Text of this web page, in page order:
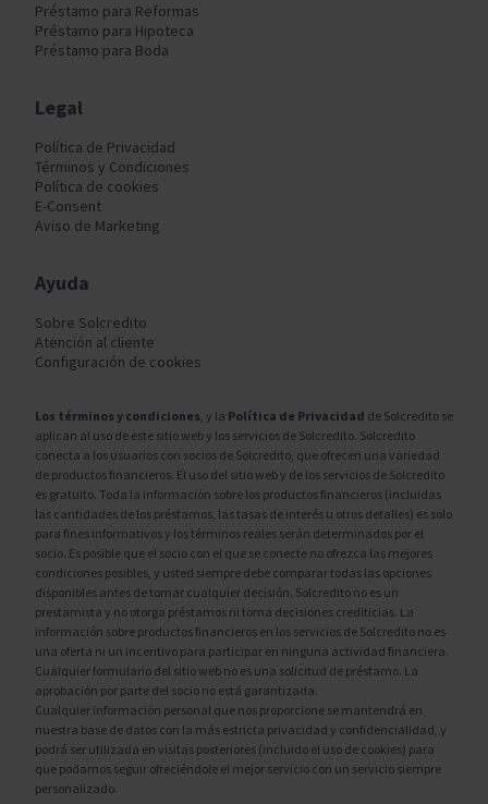
Préstamo para Reformas
Préstamo para Hipoteca
Préstamo para Boda
Legal
Política de Privacidad
Términos y Condiciones
Política de cookies
E-Consent
Aviso de Marketing
Ayuda
Sobre Solcredito
Atención al cliente
Configuración de cookies
Los términos y condiciones, y la Política de Privacidad de Solcredito se
aplican al uso de este sitio web y los servicios de Solcredito. Solcredito
conecta a los usuarios con socios de Solcredito, que ofrecen una variedad
de productos financieros. El uso del sitio web y de los servicios de Solcredito
es gratuito. Toda la información sobre los productos financieros (incluidas
las cantidades de los préstamos, las tasas de interés u otros detalles) es solo
para fines informativos y los términos reales serán determinados por el
socio. Es posible que el socio con el que se conecte no ofrezca las mejores
condiciones posibles, y usted siempre debe comparar todas las opciones
disponibles antes de tomar cualquier decisión. Solcredito no es un
prestamista y no otorga préstamos ni toma decisiones crediticias. La
información sobre productos financieros en los servicios de Solcredito no es
una oferta ni un incentivo para participar en ninguna actividad financiera.
Cualquier formulario del sitio web no es una solicitud de préstamo. La
aprobación por parte del socio no está garantizada.
Cualquier información personal que nos proporcione se mantendrá en
nuestra base de datos con la más estricta privacidad y confidencialidad, y
podrá ser utilizada en visitas posteriores (incluido el uso de cookies) para
que podamos seguir ofreciéndole el mejor servicio con un servicio siempre
personalizado.